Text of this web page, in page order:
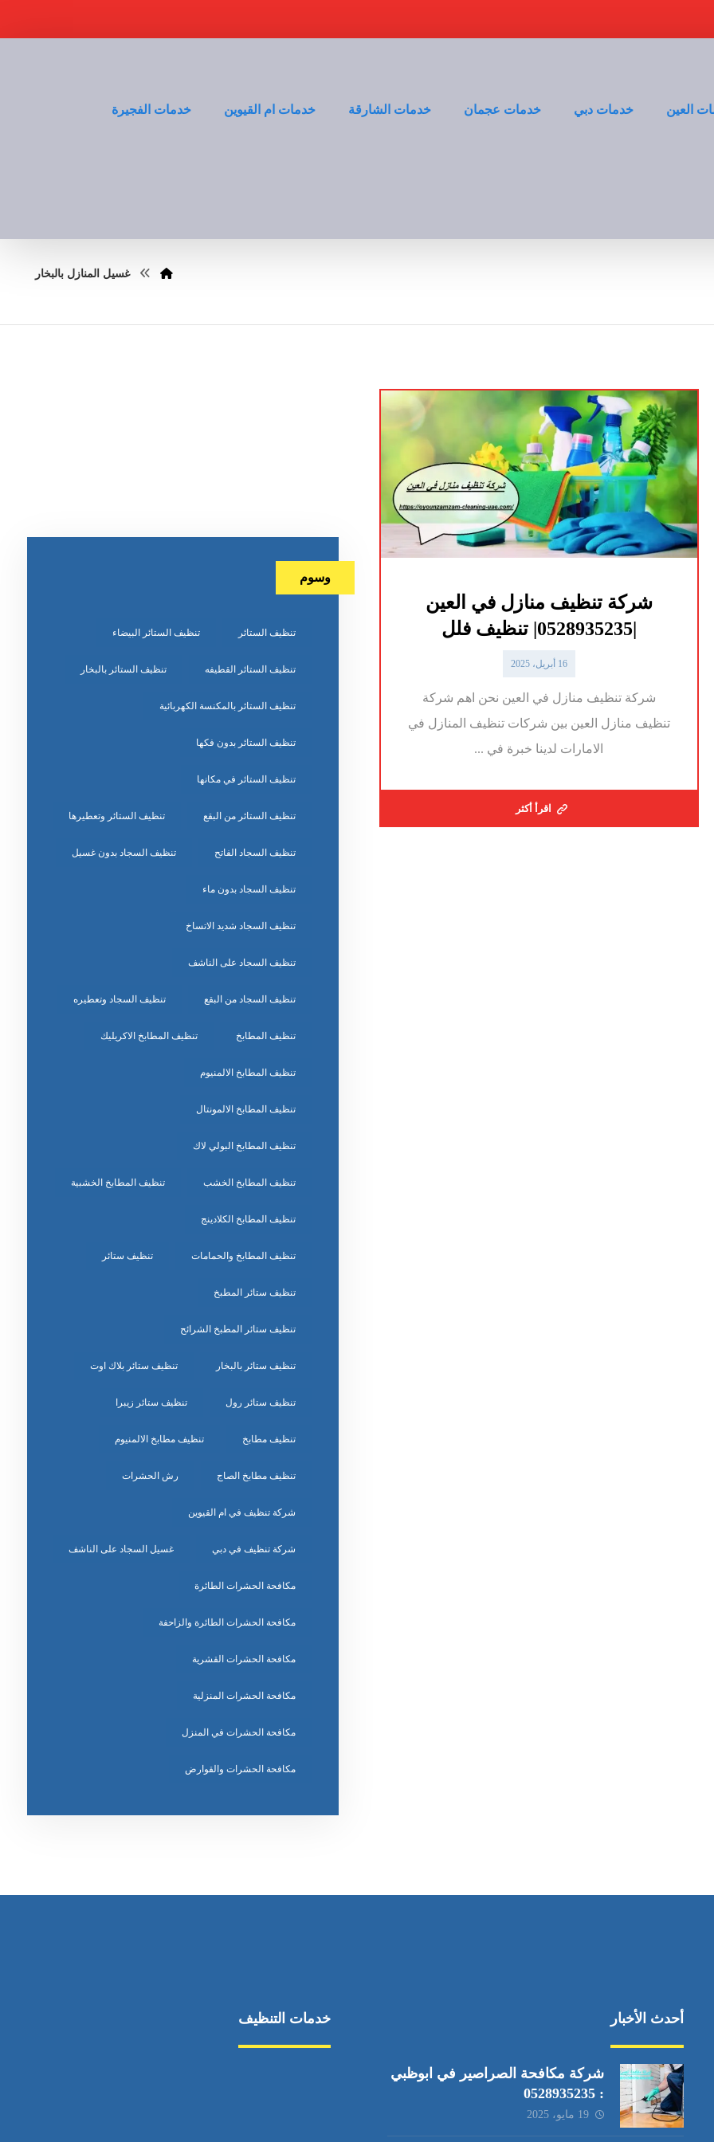
العين خدمات دبي خدمات عجمان خدمات الشارقة خدمات ام القيوين خدمات الفجيرة
غسيل المنازل بالبخار
شركة تنظيف منازل في العين
|0528935235| تنظيف فلل
16 أبريل، 2025
شركة تنظيف منازل في العين نحن اهم شركة
تنظيف منازل العين بين شركات تنظيف المنازل في
الامارات لدينا خبرة في ...
اقرأ أكثر
وسوم
تنظيف الستائر تنظيف الستائر البيضاء
تنظيف الستائر القطيفه تنظيف الستائر بالبخار
تنظيف الستائر بالمكنسة الكهربائية
تنظيف الستائر بدون فكها
تنظيف الستائر في مكانها
تنظيف الستائر من البقع تنظيف الستائر وتعطيرها
تنظيف السجاد الفاتح تنظيف السجاد بدون غسيل
تنظيف السجاد بدون ماء
تنظيف السجاد شديد الاتساخ
تنظيف السجاد على الناشف
تنظيف السجاد من البقع تنظيف السجاد وتعطيره
تنظيف المطابخ تنظيف المطابخ الاكريليك
تنظيف المطابخ الالمنيوم
تنظيف المطابخ الالمونتال
تنظيف المطابخ البولي لاك
تنظيف المطابخ الخشب تنظيف المطابخ الخشبية
تنظيف المطابخ الكلادينج
تنظيف المطابخ والحمامات تنظيف ستائر
تنظيف ستائر المطبخ
تنظيف ستائر المطبخ الشرائح
تنظيف ستائر بالبخار تنظيف ستائر بلاك اوت
تنظيف ستائر رول تنظيف ستائر زيبرا
تنظيف مطابخ تنظيف مطابخ الالمنيوم
تنظيف مطابخ الصاج رش الحشرات
شركة تنظيف في ام القيوين
شركة تنظيف في دبي غسيل السجاد على الناشف
مكافحة الحشرات الطائرة
مكافحة الحشرات الطائرة والزاحفة
مكافحة الحشرات القشرية
مكافحة الحشرات المنزلية
مكافحة الحشرات في المنزل
مكافحة الحشرات والقوارض
أحدث الأخبار
شركة مكافحة الصراصير في ابوظبي
: 0528935235
19 مايو، 2025
خدمات التنظيف